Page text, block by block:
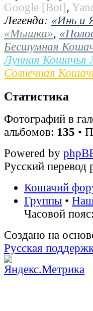
Google [Bot],
Легенда: «Инь и
«Мышка»,
Бесшумная
Лунная Кошачья
Солнечная
Статистика
Фотографий в
альбомов: 135 •
Powered by
Русский
Кошачий
Группы •
Часовой
Создано на
Русская